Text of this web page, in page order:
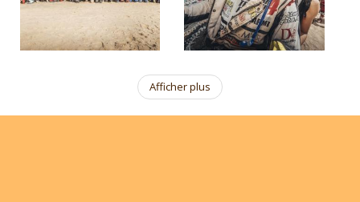
Afficher plus